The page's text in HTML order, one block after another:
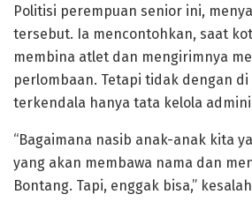
Politisi perempuan senior ini,
tersebut. Ia mencontohkan, saat
membina atlet dan mengirimnya
perlombaan. Tetapi tidak dengan di
terkendala hanya tata kelola
“Bagaimana nasib anak-anak kita
yang akan membawa nama dan
Bontang. Tapi, enggak bisa,”